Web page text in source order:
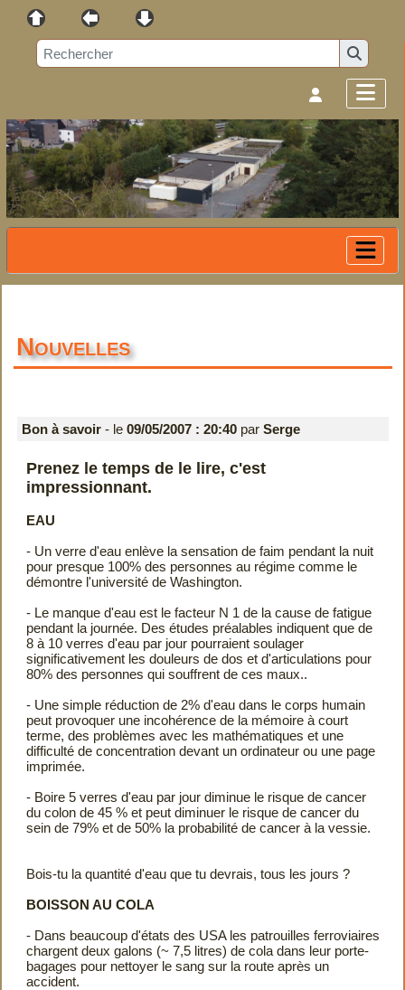
Nouvelles
Bon à savoir - le 09/05/2007 : 20:40par Serge
Prenez le temps de le lire, c'est
impressionnant.
EAU
- Un verre d'eau enlève la sensation de faim pendant la nuit
pour presque 100% des personnes au régime comme le
démontre l'université de Washington.
- Le manque d'eau est le facteur N 1 de la cause de fatigue
pendant la journée. Des études préalables indiquent que de
8 à 10 verres d'eau par jour pourraient soulager
significativement les douleurs de dos et d'articulations pour
80% des personnes qui souffrent de ces maux..
- Une simple réduction de 2% d'eau dans le corps humain
peut provoquer une incohérence de la mémoire à court
terme, des problèmes avec les mathématiques et une
difficulté de concentration devant un ordinateur ou une page
imprimée.
- Boire 5 verres d'eau par jour diminue le risque de cancer
du colon de 45 % et peut diminuer le risque de cancer du
sein de 79% et de 50% la probabilité de cancer à la vessie.
Bois-tu la quantité d'eau que tu devrais, tous les jours ?
BOISSON AU COLA
- Dans beaucoup d'états des USA les patrouilles ferroviaires
chargent deux galons (~ 7,5 litres) de cola dans leur porte-
bagages pour nettoyer le sang sur la route après un
accident.